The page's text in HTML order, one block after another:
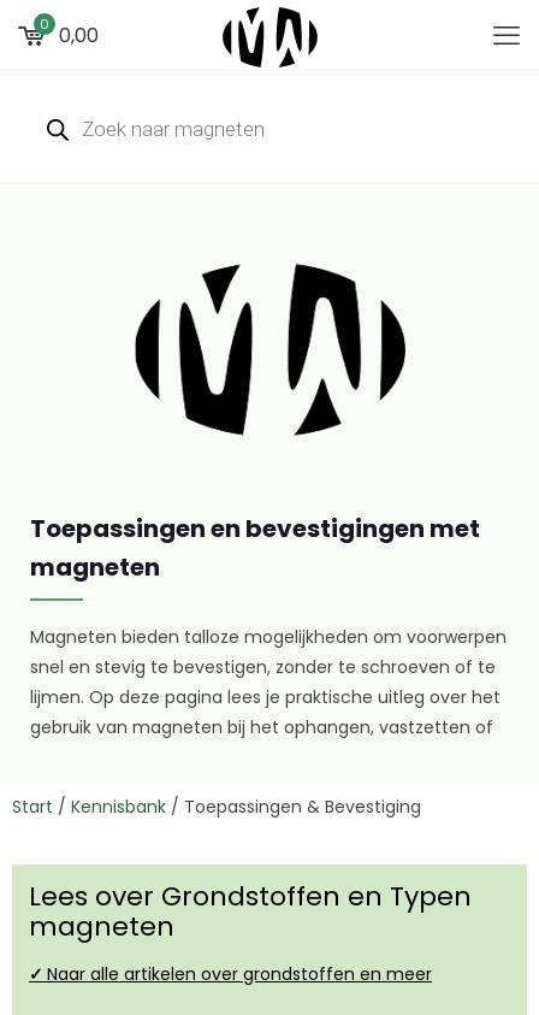
0 0,00
Toepassingen en bevestigingen met
magneten
Magneten bieden talloze mogelijkheden om voorwerpen
snel en stevig te bevestigen, zonder te schroeven of te
lijmen. Op deze pagina lees je praktische uitleg over het
gebruik van magneten bij het ophangen, vastzetten of
houders en zelfklevende magneetoplossingen, en geven
demontage. De artikelen hieronder helpen je de juiste
bevestigingsmethode te kiezen en laten zien hoe
magneten het werk makkelijker en netter maken.
Start / Kennisbank / Toepassingen & Bevestiging
Lees over Grondstoffen en Typen
magneten
✓ Naar alle artikelen over grondstoffen en meer